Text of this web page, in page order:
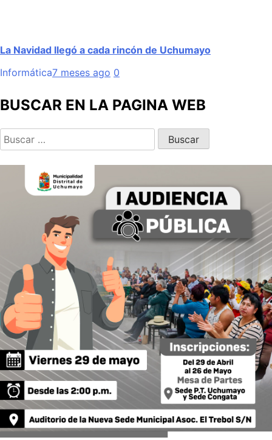
La Navidad llegó a cada rincón de Uchumayo
Informática7 meses ago 0
BUSCAR EN LA PAGINA WEB
Buscar: